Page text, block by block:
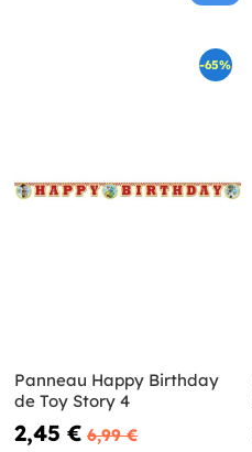
-65%
Panneau Happy Birthday
de Toy Story 4
2,45 € 6,99 €